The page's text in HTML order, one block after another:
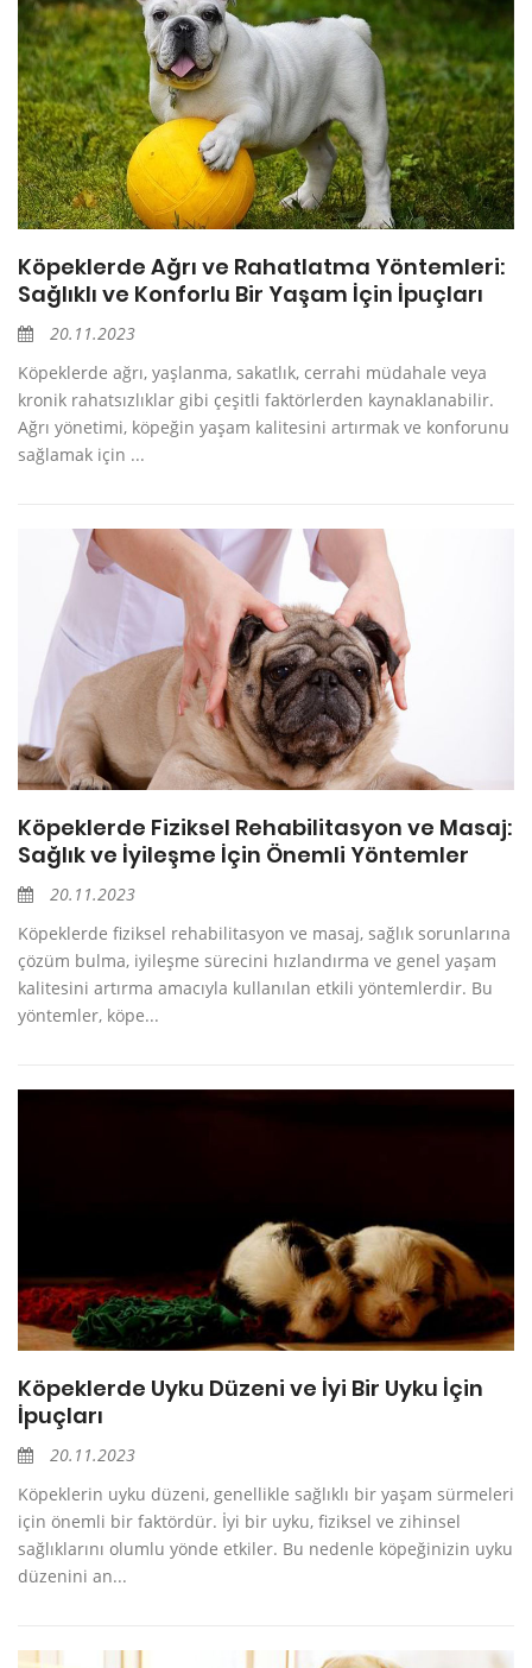
Köpeklerde Ağrı ve Rahatlatma Yöntemleri:
Sağlıklı ve Konforlu Bir Yaşam İçin İpuçları
20.11.2023
Köpeklerde ağrı, yaşlanma, sakatlık, cerrahi müdahale veya
kronik rahatsızlıklar gibi çeşitli faktörlerden kaynaklanabilir.
Ağrı yönetimi, köpeğin yaşam kalitesini artırmak ve konforunu
sağlamak için ...
Köpeklerde Fiziksel Rehabilitasyon ve Masaj:
Sağlık ve İyileşme İçin Önemli Yöntemler
20.11.2023
Köpeklerde fiziksel rehabilitasyon ve masaj, sağlık sorunlarına
çözüm bulma, iyileşme sürecini hızlandırma ve genel yaşam
kalitesini artırma amacıyla kullanılan etkili yöntemlerdir. Bu
yöntemler, köpe...
Köpeklerde Uyku Düzeni ve İyi Bir Uyku İçin
İpuçları
20.11.2023
Köpeklerin uyku düzeni, genellikle sağlıklı bir yaşam sürmeleri
için önemli bir faktördür. İyi bir uyku, fiziksel ve zihinsel
sağlıklarını olumlu yönde etkiler. Bu nedenle köpeğinizin uyku
düzenini an...